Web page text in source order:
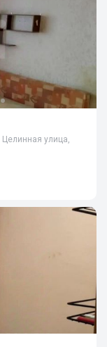
улица,